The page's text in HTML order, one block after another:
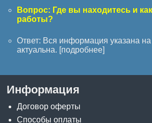
Вопрос: Где вы находитесь и
работы?
Ответ: Вся информация указана на
актуальна. [подробнее]
Информация
Договор оферты
Способы оплаты